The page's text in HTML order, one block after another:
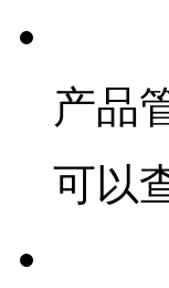
产品
可以